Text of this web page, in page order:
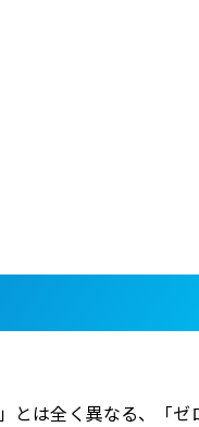
とは全く異なる、「ゼ